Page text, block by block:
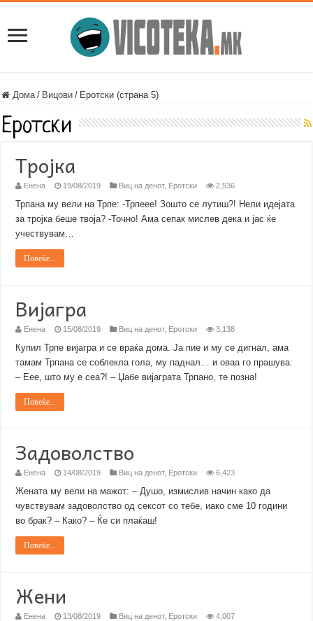
Дома / Вицови / Еротски (страна 5)
Еротски
Тројка
Енена 19/08/2019 Виц на денот, Еротски 2,536
Трпана му вели на Трпе: -Трпеее! Зошто се лутиш?! Нели идејата
за тројка беше твоја? -Точно! Ама сепак мислев дека и јас ќе
учествувам…
Повеќе...
Вијагра
Енена 15/08/2019 Виц на денот, Еротски 3,138
Купил Трпе вијагра и се враќа дома. Ја пие и му се дигнал, ама
тамам Трпана се соблекла гола, му паднал… и оваа го прашува:
– Еее, што му е сеа?! – Џабе вијаграта Трпано, те позна!
Повеќе...
Задоволство
Енена 14/08/2019 Виц на денот, Еротски 6,423
Жената му вели на мажот: – Душо, измислив начин како да
чувствувам задоволство од сексот со тебе, иако сме 10 години
во брак? – Како? – Ќе си плаќаш!
Повеќе...
Жени
Енена 13/08/2019 Виц на денот, Еротски 4,007